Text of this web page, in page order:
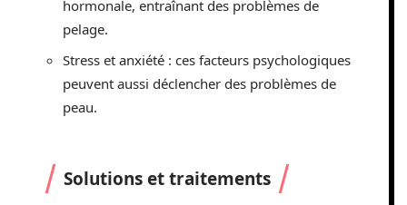
hormonale, entraînant des problèmes de
pelage.
Stress et anxiété : ces facteurs psychologiques
peuvent aussi déclencher des problèmes de
peau.
Solutions et traitements